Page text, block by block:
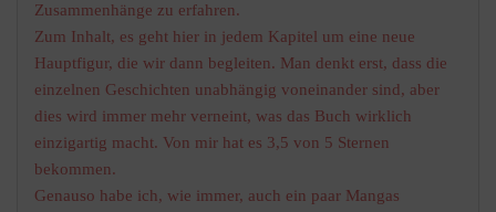
Zusammenhänge zu erfahren.
Zum Inhalt, es geht hier in jedem Kapitel um eine neue
Hauptfigur, die wir dann begleiten. Man denkt erst, dass die
einzelnen Geschichten unabhängig voneinander sind, aber
dies wird immer mehr verneint, was das Buch wirklich
einzigartig macht. Von mir hat es 3,5 von 5 Sternen
bekommen.
Genauso habe ich, wie immer, auch ein paar Mangas